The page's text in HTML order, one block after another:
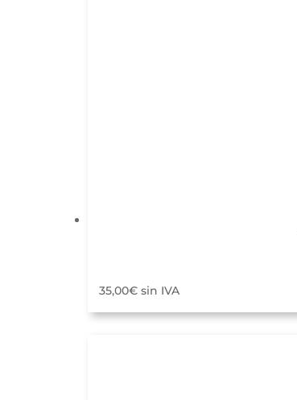
35,00€ sin IVA